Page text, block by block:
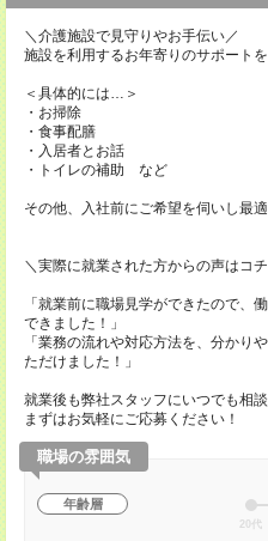
＼介護施設で見守りやお手伝い／
施設を利用するお年寄りのサポート
＜具体的には…＞
・お掃除
・食事配膳
・入居者とお話
・トイレの補助 など
その他、入社前にご希望を伺いし最
＼実際に就業された方からの声はコ
「就業前に職場見学ができたので、
できました！」
「業務の流れや対応方法を、分かり
ただけました！」
就業後も弊社スタッフにいつでも相談
まずはお気軽にご応募ください！
職場の雰囲気
年齢層
20代